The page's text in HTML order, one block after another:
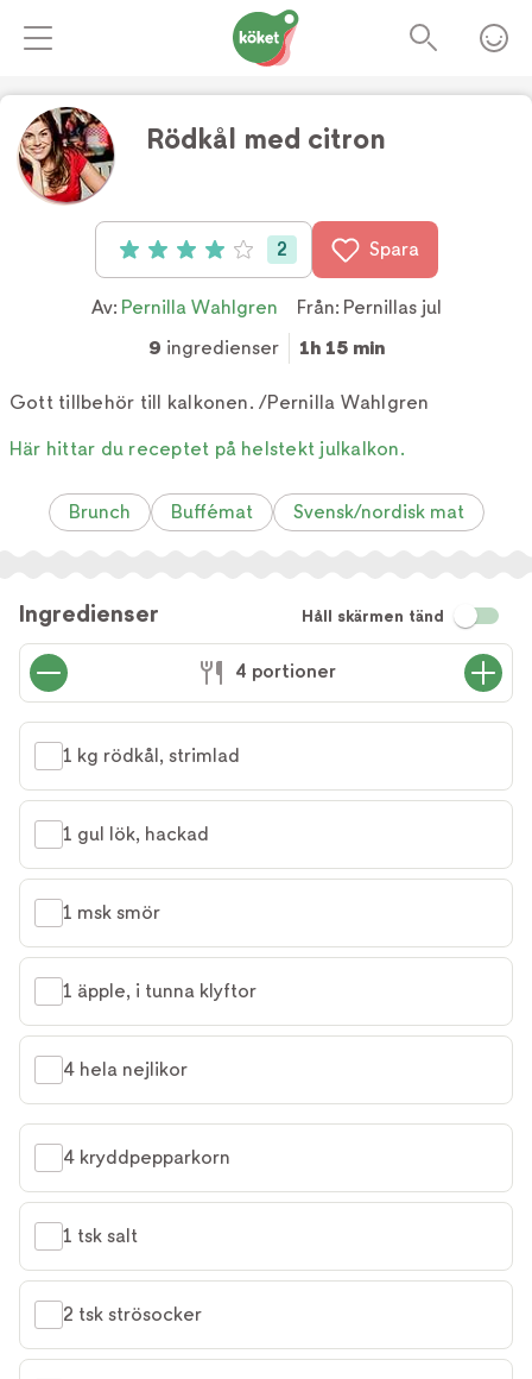
Rödkål med citron
Betyg: 4 av 5 (2 röster)
2 Spara
Av: Pernilla Wahlgren Från: Pernillas jul
9 ingredienser 1h 15 min
Gott tillbehör till kalkonen. /Pernilla Wahlgren
Här hittar du receptet på helstekt julkalkon.
Brunch Buffémat Svensk/nordisk mat
Ingredienser Håll skärmen tänd
4 portioner
1 kg rödkål, strimlad
1 gul lök, hackad
1 msk smör
1 äpple, i tunna klyftor
4 hela nejlikor
4 kryddpepparkorn
1 tsk salt
2 tsk strösocker